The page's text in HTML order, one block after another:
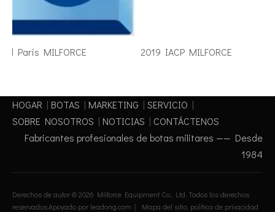
París MILFORCE 2019 IACP MILFORCE
HOGAR | BOTAS | MARKETING | SERVICIO |
SOBRE NOSOTROS | NOTICIAS | CONTÁCTENOS
Fabricantes profesionales de botas militares —— Desde
1984
Derechos de autor ©2026 Milforce Equipment Co., Ltd. Todos los derechos
reservados.Apoyado porleadong.com ｜ Mapa del sitio política de privacidad